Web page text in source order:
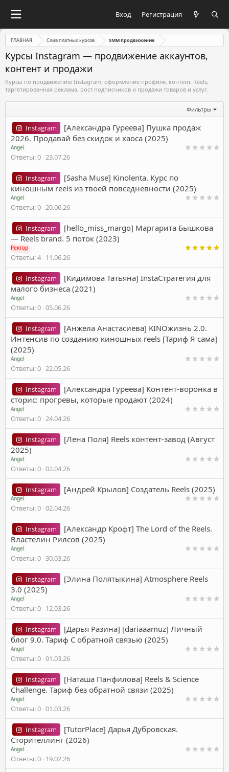
Вход Регистрация
ГЛАВНАЯ Слив платных курсов SMM продвижение
Курсы Instagram — продвижение аккаунтов,
контент и продажи
Курсы по продвижению Instagram: оформление профиля, контент, Reels,
таргетированная реклама, рост подписчиков и продажи товаров и услуг.
Фильтры
Instagram
[Александра Гуреева] Пушка продаж
2026. Продавай без скидок и хаоса (2025)
Angel
Ответы 0 23.07.26
Instagram
[Sasha Muse] Kinolenta. Курс по
киношным reels из твоей повседневности (2025)
Angel
Ответы 0 20.06.26
Instagram
[hello_miss_margo] Маргарита Бышкова
― Reels brand. 5 поток (2023)
Ректор
Ответы 4 11.06.26
Instagram
[Кидимова Татьяна] InstaСтратегия для
малого бизнеса (2021)
Angel
Ответы 0 05.06.26
Instagram
[Анжела Анастасиева] KINOжизнь 2.0.
Интенсив по созданию киношных reels [Тариф Я сама]
(2025)
Angel
Ответы 0 22.05.26
Instagram
[Александра Гуреева] Контент-воронка в
сторис: прогревы, которые продают (2024)
Angel
Ответы 0 24.04.26
Instagram
[Лена Поля] Reels контент-завод (Август
2025)
Angel
Ответы 0 02.04.26
Instagram [Андрей Крылов] Создатель Reels (2025)
Angel
Ответы 0 02.04.26
Instagram
[Александр Крофт] The Lord of the Reels.
Властелин Рилсов (2025)
Angel
Ответы 0 30.03.26
Instagram
[Элина Полятыкина] Atmosphere Reels
3.0 (2025)
Angel
Ответы 0 12.03.26
Instagram
[Дарья Разина] [dariaaamuz] Личный
блог 9.0. Тариф С обратной связью (2025)
Angel
Ответы 0 01.03.26
Instagram
[Наташа Панфилова] Reels & Science
Challenge. Тариф без обратной связи (2025)
Angel
Ответы 0 01.03.26
Instagram
[TutorPlace] Дарья Дубровская.
Сторителлинг (2026)
Angel
Ответы 0 19.02.26